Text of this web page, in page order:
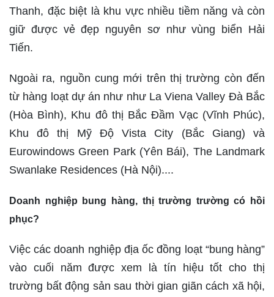
Thanh, đặc biệt là khu vực nhiều tiềm năng và còn
giữ được vẻ đẹp nguyên sơ như vùng biển Hải
Tiến.
Ngoài ra, nguồn cung mới trên thị trường còn đến
từ hàng loạt dự án như như La Viena Valley Đà Bắc
(Hòa Bình), Khu đô thị Bắc Đầm Vạc (Vĩnh Phúc),
Khu đô thị Mỹ Độ Vista City (Bắc Giang) và
Eurowindows Green Park (Yên Bái), The Landmark
Swanlake Residences (Hà Nội)....
Doanh nghiệp bung hàng, thị trường trường có hồi
phục?
Việc các doanh nghiệp địa ốc đồng loạt “bung hàng”
vào cuối năm được xem là tín hiệu tốt cho thị
trường bất động sản sau thời gian giãn cách xã hội,